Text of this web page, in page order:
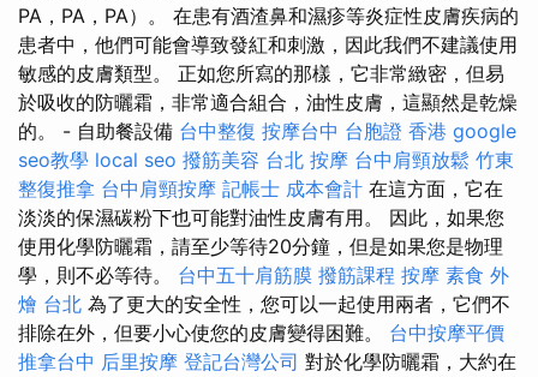
PA，PA，PA）。 在患有酒渣鼻和濕疹等炎症性皮膚疾病的
患者中，他們可能會導致發紅和刺激，因此我們不建議使用
敏感的皮膚類型。 正如您所寫的那樣，它非常緻密，但易
於吸收的防曬霜，非常適合組合，油性皮膚，這顯然是乾燥
的。 - 自助餐設備 台中整復 按摩台中 台胞證 香港 google
seo教學 local seo 撥筋美容 台北 按摩 台中肩頸放鬆 竹東
整復推拿 台中肩頸按摩 記帳士 成本會計 在這方面，它在
淡淡的保濕碳粉下也可能對油性皮膚有用。 因此，如果您
使用化學防曬霜，請至少等待20分鐘，但是如果您是物理
學，則不必等待。 台中五十肩筋膜 撥筋課程 按摩 素食 外
燴 台北 為了更大的安全性，您可以一起使用兩者，它們不
排除在外，但要小心使您的皮膚變得困難。 台中按摩平價
推拿台中 后里按摩 登記台灣公司 對於化學防曬霜，大約在